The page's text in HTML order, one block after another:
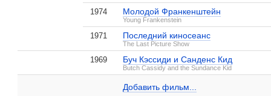
1974 Молодой Франкенштейн
Young Frankenstein
1971 Последний киносеанс
The Last Picture Show
1969 Буч Кэссиди и Санденс Кид
Butch Cassidy and the Sundance Kid
Добавить фильм...
Женщины Испанский Английский
2 кадра
1972 Оскар Лучшая актриса второго плана,
Номинация «Лучшая актриса второго
Клорис Личман на IMDB.com
, поделитесь своим мнением